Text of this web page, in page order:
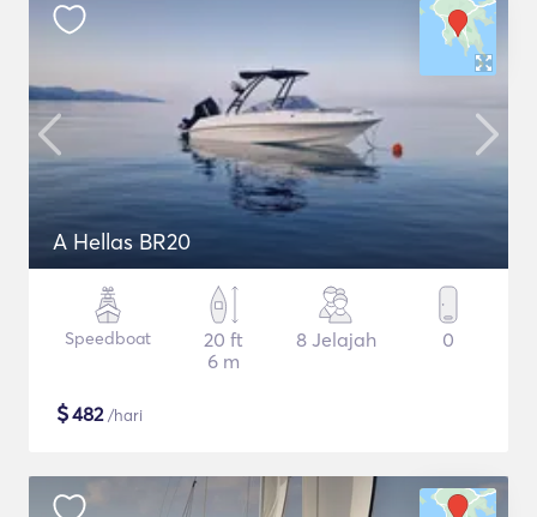
A Hellas BR20
Speedboat
20 ft
6 m
8 Jelajah 0
$482/hari